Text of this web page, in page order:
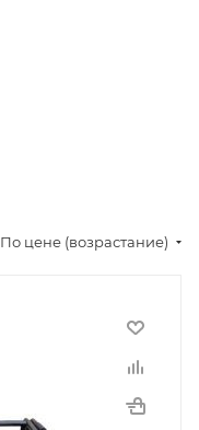
По цене (возрастание)